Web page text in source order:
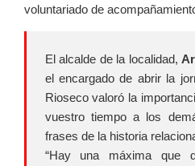
voluntariado de
El alcalde de la localidad,
el encargado de abrir la
Rioseco valoró la
vuestro tiempo a los
frases de la historia
“Hay una máxima que